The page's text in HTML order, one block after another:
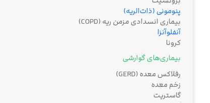
پنومونی (ذات‌الریه)
بیماری انسدادی مزمن ریه (COPD)
آنفلوآنزا
کرونا
بیماری‌های گوارشی
رفلاکس معده (GERD)
زخم معده
گاستریت